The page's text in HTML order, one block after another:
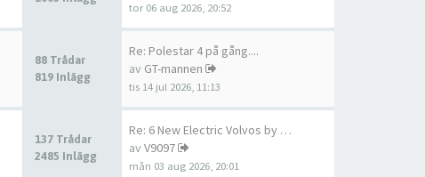
tor 06 aug 2026, 20:52
88 Trådar
819 Inlägg
Re: Polestar 4 på gång....
av GT-mannen
tis 14 jul 2026, 11:13
137 Trådar
2485 Inlägg
Re: 6 New Electric Volvos by …
av V9097
mån 03 aug 2026, 20:01